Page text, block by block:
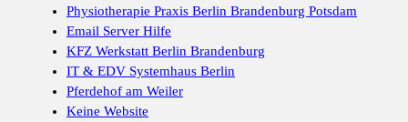
Physiotherapie Praxis Berlin Brandenburg Potsdam
Email Server Hilfe
KFZ Werkstatt Berlin Brandenburg
IT & EDV Systemhaus Berlin
Pferdehof am Weiler
Keine Website